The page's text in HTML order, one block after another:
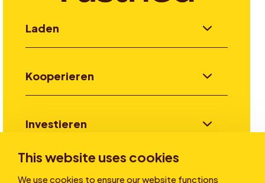
This website uses cookies
We use cookies to ensure our website functions
Laden
Kooperieren
Investieren